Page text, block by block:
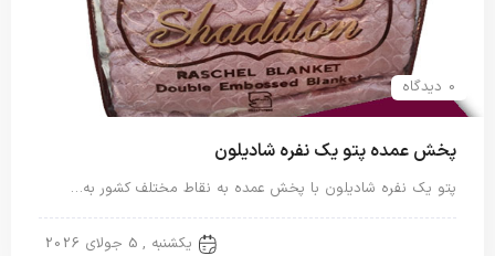
0 دیدگاه
پخش عمده پتو یک نفره شادیلون
پتو یک نفره شادیلون با پخش عمده به نقاط مختلف کشور به…
یکشنبه , 5 جولای 2026